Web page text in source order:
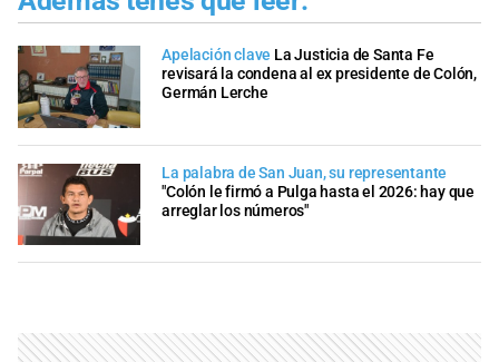
Apelación clave La Justicia de Santa Fe
revisará la condena al ex presidente de Colón,
Germán Lerche
La palabra de San Juan, su representante
"Colón le firmó a Pulga hasta el 2026: hay que
arreglar los números"